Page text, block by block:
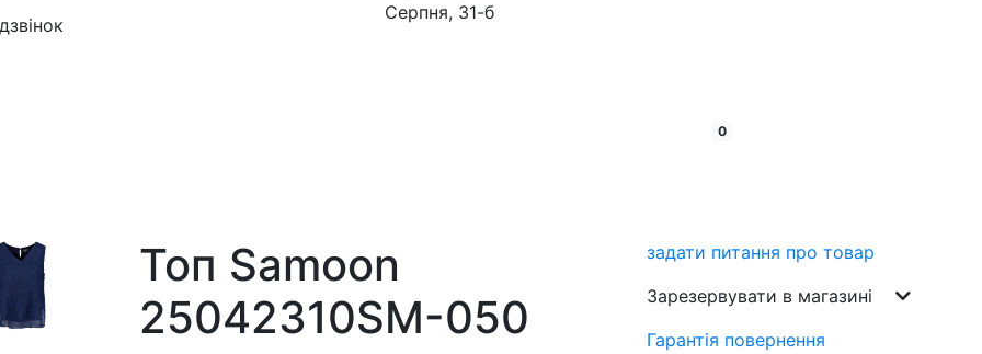
Серпня, 31-б
0
Топ Samoon
25042310SM-050
задати питання про товар
Зарезервувати в магазині
Гарантія повернення